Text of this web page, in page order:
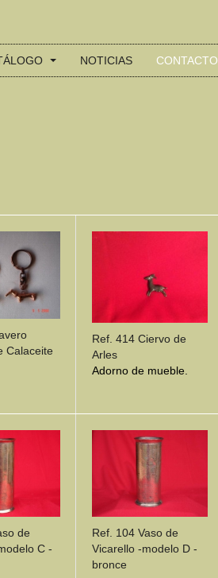
NOTICIAS CONTACTO
Calaceite
Ref. 414 Ciervo de
Arles
Adorno de mueble.
DETAILS
de
C -
Ref. 104 Vaso de
Vicarello -modelo D -
bronce